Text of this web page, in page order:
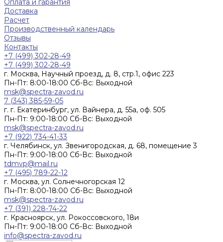
Оплата и гарантия
Доставка
Расчет
Производственный календарь
Отзывы
Контакты
+7 (499) 302-28-49
+7 (499) 302-28-49
г. Москва, Научный проезд, д. 8, стр.1, офис 223
Пн-Пт: 8:00-18:00 Cб-Вс: Выходной
msk@spectra-zavod.ru
7 (343) 385-59-05
г. г. Екатеринбург, ул. Вайнера, д. 55а, оф. 505
Пн-Пт: 9:00-18:00 Cб-Вс: Выходной
msk@spectra-zavod.ru
+7 (922) 734-41-33
г. Челябинск, ул. Звенигородская, д. 68, помещение 3
Пн-Пт: 9:00-18:00 Cб-Вс: Выходной
tdmvp@mail.ru
+7 (495) 789-22-12
г. Москва, ул. Солнечногорская 12
Пн-Пт: 8:00-18:00 Cб-Вс: Выходной
msk@spectra-zavod.ru
+7 (391) 228-74-22
г. Красноярск, ул. Рокоссовского, 18и
Пн-Пт: 9:00-18:00 Cб-Вс: Выходной
info@spectra-zavod.ru